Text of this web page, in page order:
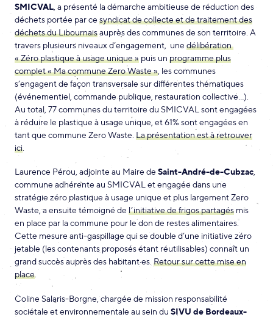
SMICVAL, a présenté la démarche ambitieuse de réduction des
déchets portée par ce syndicat de collecte et de traitement des
déchets du Libournaisauprès des communes de son territoire. A
travers plusieurs niveaux d’engagement, une délibération
« Zéro plastique à usage unique » puis un programme plus
complet « Ma commune Zero Waste », les communes
s’engagent de façon transversale sur différentes thématiques
(événementiel, commande publique, restauration collective…).
Au total, 77 communes du territoire du SMICVAL sont engagées
à réduire le plastique à usage unique, et 61% sont engagées en
tant que commune Zero Waste. La présentation est à retrouver
ici.
Laurence Pérou, adjointe au Maire de Saint-André-de-Cubzac,
commune adhérente au SMICVAL et engagée dans une
stratégie zéro plastique à usage unique et plus largement Zero
Waste, a ensuite témoigné de l’initiative de frigos partagés mis
en place par la commune pour le don de restes alimentaires.
Cette mesure anti-gaspillage qui se double d’une initiative zéro
jetable (les contenants proposés étant réutilisables) connaît un
grand succès auprès des habitant·es. Retour sur cette mise en
place.
Coline Salaris-Borgne, chargée de mission responsabilité
sociétale et environnementale au sein du SIVU de Bordeaux-